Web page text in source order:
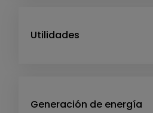
Utilidades
Generación de energía